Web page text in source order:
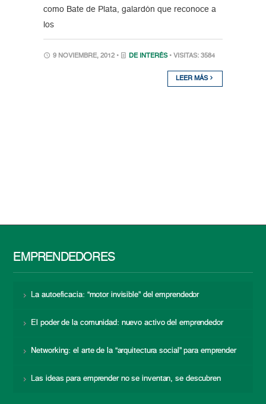
como Bate de Plata, galardón que reconoce a
los
9 NOVIEMBRE, 2012 • DE INTERÉS • VISITAS: 3584
LEER MÁS
EMPRENDEDORES
La autoeficacia: “motor invisible” del emprendedor
El poder de la comunidad: nuevo activo del emprendedor
Networking: el arte de la “arquitectura social” para emprender
Las ideas para emprender no se inventan, se descubren